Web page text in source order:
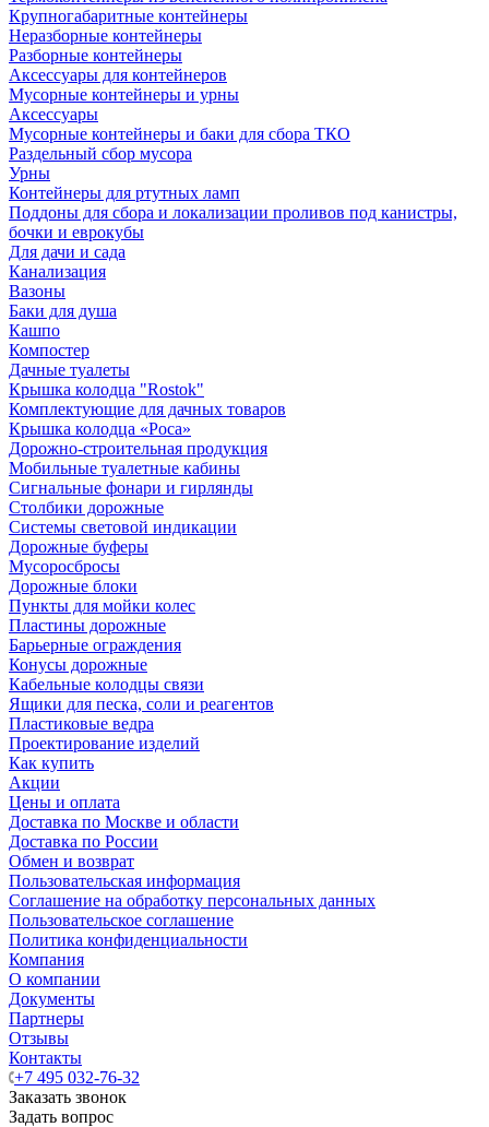
Крупногабаритные контейнеры
Неразборные контейнеры
Разборные контейнеры
Аксессуары для контейнеров
Мусорные контейнеры и урны
Аксессуары
Мусорные контейнеры и баки для сбора ТКО
Раздельный сбор мусора
Урны
Контейнеры для ртутных ламп
Поддоны для сбора и локализации проливов под канистры,
бочки и еврокубы
Для дачи и сада
Канализация
Вазоны
Баки для душа
Кашпо
Компостер
Дачные туалеты
Крышка колодца "Rostok"
Комплектующие для дачных товаров
Крышка колодца «Роса»
Дорожно-строительная продукция
Мобильные туалетные кабины
Сигнальные фонари и гирлянды
Столбики дорожные
Системы световой индикации
Дорожные буферы
Мусоросбросы
Дорожные блоки
Пункты для мойки колес
Пластины дорожные
Барьерные ограждения
Конусы дорожные
Кабельные колодцы связи
Ящики для песка, соли и реагентов
Пластиковые ведра
Проектирование изделий
Как купить
Акции
Цены и оплата
Доставка по Москве и области
Доставка по России
Обмен и возврат
Пользовательская информация
Соглашение на обработку персональных данных
Пользовательское соглашение
Политика конфиденциальности
Компания
О компании
Документы
Партнеры
Отзывы
Контакты
+7 495 032-76-32
Заказать звонок
Задать вопрос